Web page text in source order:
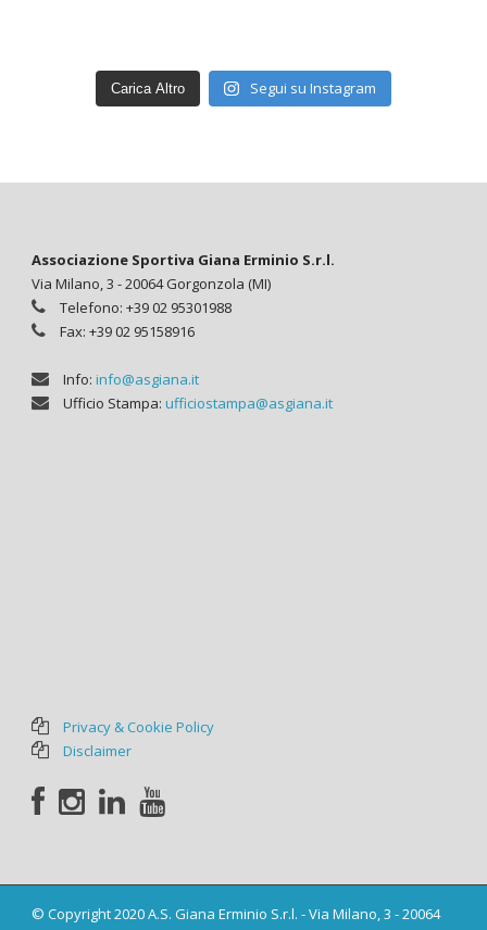
Carica Altro Segui su Instagram
Associazione Sportiva Giana Erminio S.r.l.
Via Milano, 3 - 20064 Gorgonzola (MI)
Telefono: +39 02 95301988
Fax: +39 02 95158916
Info: info@asgiana.it
Ufficio Stampa: ufficiostampa@asgiana.it
Privacy & Cookie Policy
Disclaimer
© Copyright 2020 A.S. Giana Erminio S.r.l. - Via Milano, 3 - 20064